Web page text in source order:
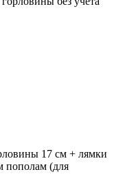
17 см + лямки
пополам (для